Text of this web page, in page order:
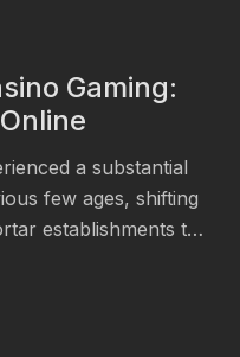
Gaming:
a substantial
few ages, shifting
establishments to
2023, the